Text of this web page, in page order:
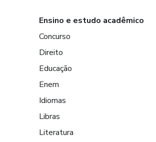
Ensino e estudo acadêmico
Concurso
Direito
Educação
Enem
Idiomas
Libras
Literatura